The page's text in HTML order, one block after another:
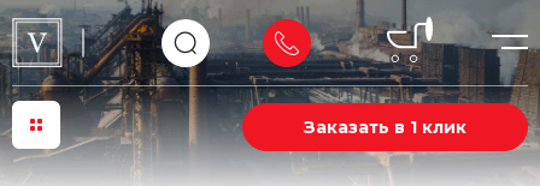
Заказать в 1 клик